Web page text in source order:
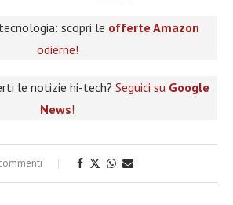
scopri le offerte Amazon
odierne!
le notizie hi-tech? Seguici su Google
News!